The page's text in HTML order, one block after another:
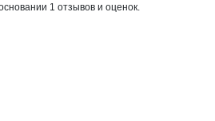
1 отзывов и оценок.